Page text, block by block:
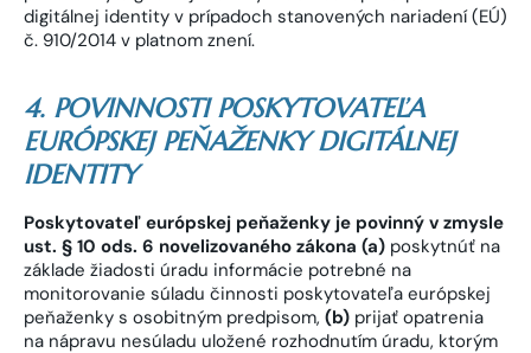
digitálnej identity v prípadoch stanovených nariadení (EÚ)
č. 910/2014 v platnom znení.
4. POVINNOSTI POSKYTOVATEĽA
EURÓPSKEJ PEŇAŽENKY DIGITÁLNEJ
IDENTITY
Poskytovateľ európskej peňaženky je povinný v zmysle
ust. § 10 ods. 6 novelizovaného zákona (a) poskytnúť na
základe žiadosti úradu informácie potrebné na
monitorovanie súladu činnosti poskytovateľa európskej
peňaženky s osobitným predpisom, (b) prijať opatrenia
na nápravu nesúladu uložené rozhodnutím úradu, ktorým